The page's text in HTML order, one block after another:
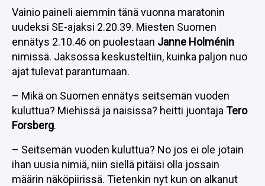
Vainio paineli aiemmin tänä vuonna maratonin
uudeksi SE-ajaksi 2.20.39. Miesten Suomen
ennätys 2.10.46 on puolestaan Janne Holménin
nimissä. Jaksossa keskusteltiin, kuinka paljon nuo
ajat tulevat parantumaan.
– Mikä on Suomen ennätys seitsemän vuoden
kuluttua? Miehissä ja naisissa? heitti juontaja Tero
Forsberg.
– Seitsemän vuoden kuluttua? No jos ei ole jotain
ihan uusia nimiä, niin siellä pitäisi olla jossain
määrin näköpiirissä. Tietenkin nyt kun on alkanut